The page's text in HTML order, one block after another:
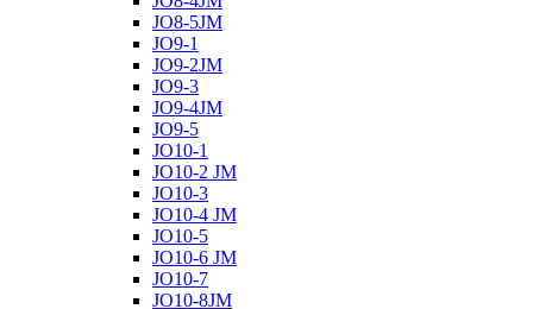
JO8-5JM
JO9-1
JO9-2JM
JO9-3
JO9-4JM
JO9-5
JO10-1
JO10-2 JM
JO10-3
JO10-4 JM
JO10-5
JO10-6 JM
JO10-7
JO10-8JM